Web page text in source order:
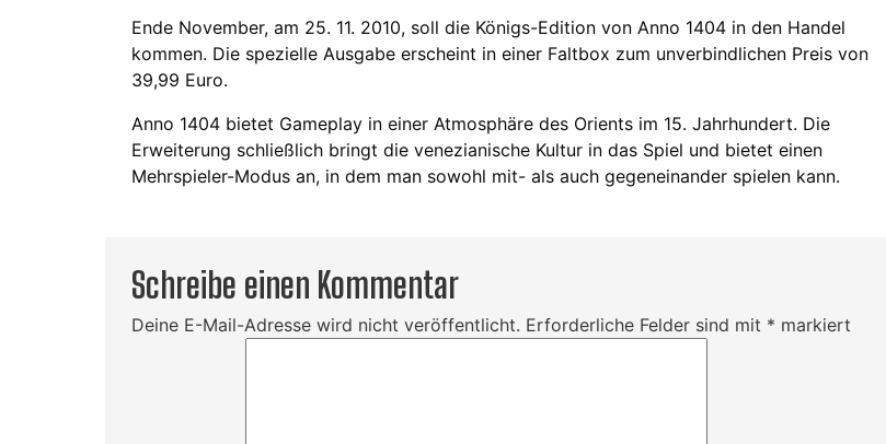
Ende November, am 25. 11. 2010, soll die Königs-Edition von Anno 1404 in den Handel
kommen. Die spezielle Ausgabe erscheint in einer Faltbox zum unverbindlichen Preis von
39,99 Euro.
Anno 1404 bietet Gameplay in einer Atmosphäre des Orients im 15. Jahrhundert. Die
Erweiterung schließlich bringt die venezianische Kultur in das Spiel und bietet einen
Mehrspieler-Modus an, in dem man sowohl mit- als auch gegeneinander spielen kann.
Schreibe einen Kommentar
Deine E-Mail-Adresse wird nicht veröffentlicht. Erforderliche Felder sind mit * markiert